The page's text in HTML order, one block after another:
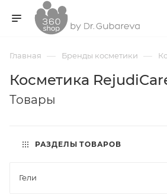
Главная — Бренды косметики —
Косметика
Товары
РАЗДЕЛЫ ТОВАРОВ
Гели